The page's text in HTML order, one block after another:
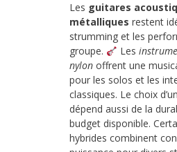
Les guitares
métalliques restent
strumming et les
groupe.
Les
nylon offrent une
pour les solos et les
classiques. Le choix
dépend aussi de la
budget disponible.
hybrides combinent